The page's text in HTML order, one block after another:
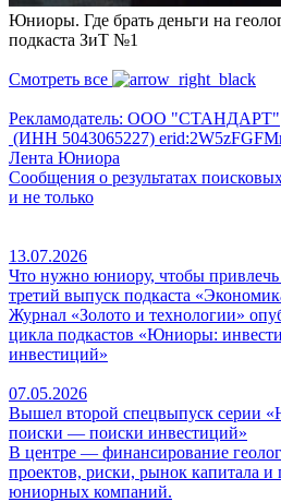
Юниоры. Где брать деньги на
подкаста ЗиТ №1
Смотреть все
Рекламодатель: ООО "СТАНДАРТ"
(ИНН 5043065227)
Лента Юниора
Сообщения о результатах
и не только
13.07.2026
Что нужно юниору, чтобы
третий выпуск подкаста
Журнал «Золото и технологии»
цикла подкастов «Юниоры:
инвестиций»
07.05.2026
Вышел второй спецвыпуск серии
поиски — поиски инвестиций»
В центре — финансирование
проектов, риски, рынок капитала и
юниорных компаний.